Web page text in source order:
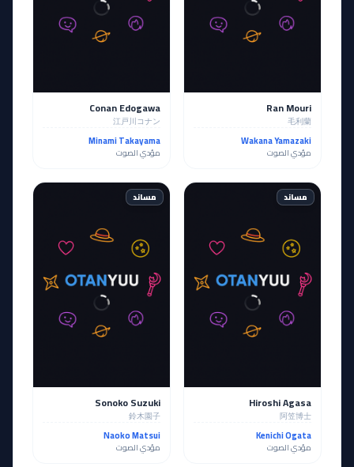
Ran Mouri
毛利蘭
Wakana Yamazaki
مؤدي الصوت
Conan Edogawa
江戸川コナン
Minami Takayama
مؤدي الصوت
مساند
Hiroshi Agasa
阿笠博士
Kenichi Ogata
مؤدي الصوت
مساند
Sonoko Suzuki
鈴木園子
Naoko Matsui
مؤدي الصوت